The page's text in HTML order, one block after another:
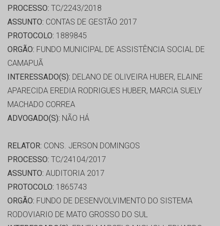
PROCESSO: TC/2243/2018
ASSUNTO: CONTAS DE GESTÃO 2017
PROTOCOLO: 1889845
ORGÃO: FUNDO MUNICIPAL DE ASSISTÊNCIA SOCIAL DE
CAMAPUÃ
INTERESSADO(S): DELANO DE OLIVEIRA HUBER, ELAINE
APARECIDA EREDIA RODRIGUES HUBER, MARCIA SUELY
MACHADO CORREA
ADVOGADO(S): NÃO HÁ
RELATOR: CONS. JERSON DOMINGOS
PROCESSO: TC/24104/2017
ASSUNTO: AUDITORIA 2017
PROTOCOLO: 1865743
ORGÃO: FUNDO DE DESENVOLVIMENTO DO SISTEMA
RODOVIARIO DE MATO GROSSO DO SUL